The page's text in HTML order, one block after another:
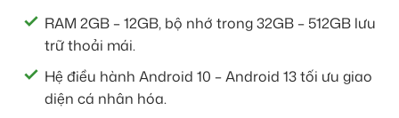
RAM 2GB – 12GB, bộ nhớ trong 32GB – 512GB lưu
trữ thoải mái.
Hệ điều hành Android 10 – Android 13 tối ưu giao
diện cá nhân hóa.